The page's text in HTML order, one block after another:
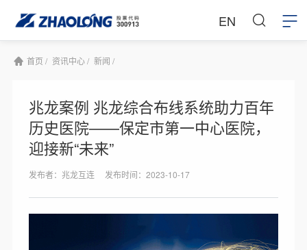
EN
首页 / 资讯中心 / 新闻 /
兆龙案例 兆龙综合布线系统助力百年
历史医院——保定市第一中心医院，
迎接新“未来”
发布者：兆龙互连 发布时间：2023-10-17